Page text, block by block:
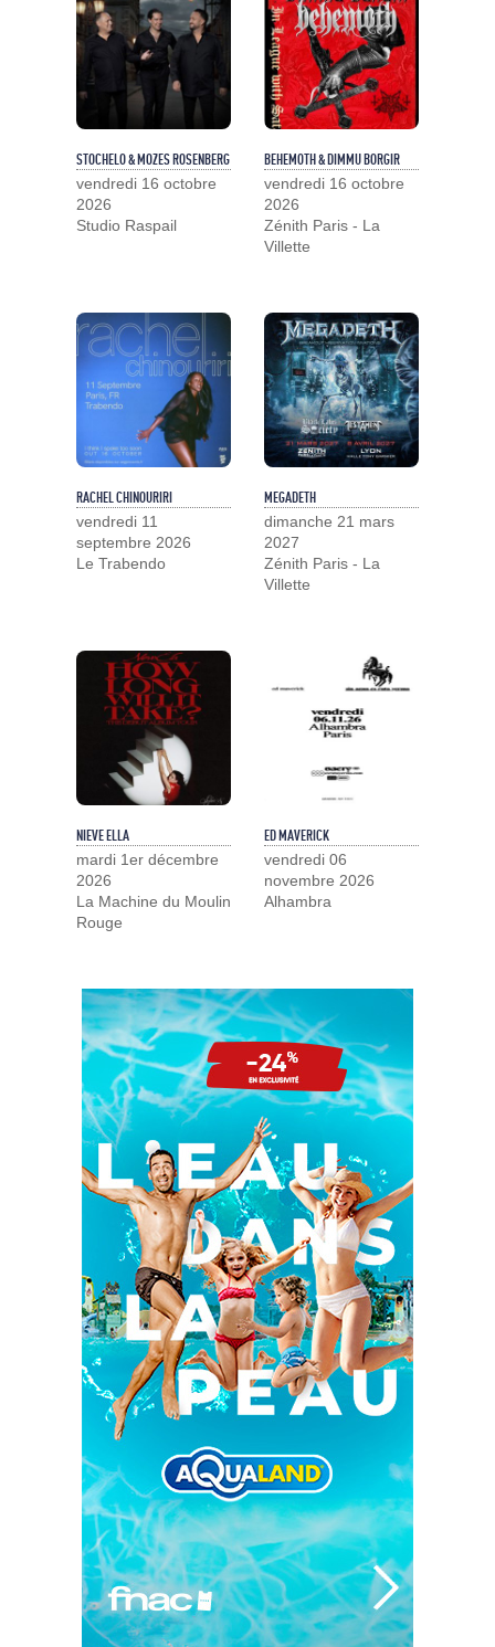
STOCHELO & MOZES ROSENBERG
vendredi 16 octobre
2026
Studio Raspail
BEHEMOTH & DIMMU BORGIR
vendredi 16 octobre
2026
Zénith Paris - La
Villette
RACHEL CHINOURIRI
vendredi 11
septembre 2026
Le Trabendo
MEGADETH
dimanche 21 mars
2027
Zénith Paris - La
Villette
NIEVE ELLA
mardi 1er décembre
2026
La Machine du Moulin
Rouge
ED MAVERICK
vendredi 06
novembre 2026
Alhambra